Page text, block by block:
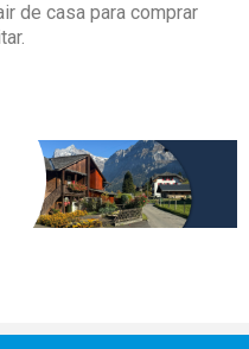
de casa para comprar